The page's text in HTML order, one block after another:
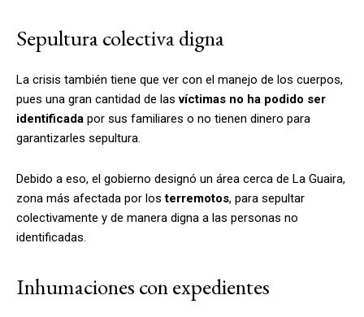
Sepultura colectiva digna
La crisis también tiene que ver con el manejo de los cuerpos,
pues una gran cantidad de lasvíctimas no ha podido ser
identificada por sus familiares o no tienen dinero para
garantizarles sepultura.
Debido a eso, el gobierno designó un área cerca de La Guaira,
zona más afectada por losterremotos, para sepultar
colectivamente y de manera digna a las personas no
identificadas.
Inhumaciones con expedientes